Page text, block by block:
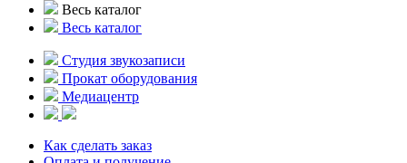
Весь каталог
Весь каталог
Студия звукозаписи
Прокат оборудования
Медиацентр
Как сделать заказ